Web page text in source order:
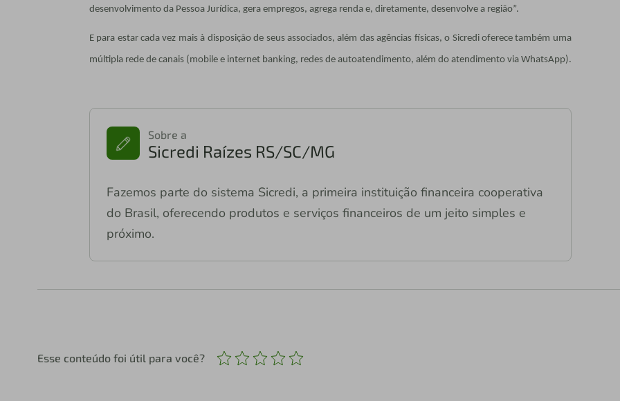
desenvolvimento da Pessoa Jurídica, gera empregos, agrega renda e, diretamente, desenvolve a região”.
E para estar cada vez mais à disposição de seus associados, além das agências físicas, o Sicredi oferece também uma
múltipla rede de canais (mobile e internet banking, redes de autoatendimento, além do atendimento via WhatsApp).
Sobre a
Sicredi Raízes RS/SC/MG
Fazemos parte do sistema Sicredi, a primeira instituição financeira cooperativa
do Brasil, oferecendo produtos e serviços financeiros de um jeito simples e
próximo.
Esse conteúdo foi útil para você?